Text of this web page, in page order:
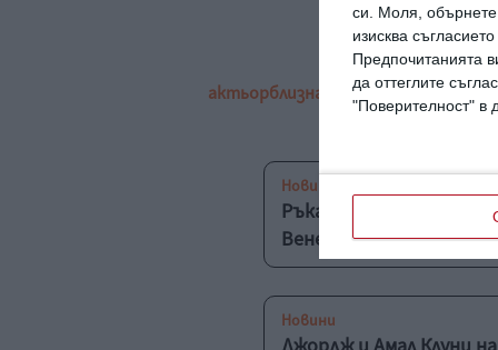
си.
Моля, обърнете
изисква
Предпочитанията
да оттеглите
"Поверителност" в
актьорблизнаци родител
Новини
Ръка за ръка: Джордж и
Венеция
Новини